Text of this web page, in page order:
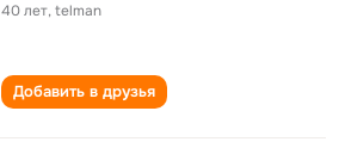
40 лет,telman
Добавить в друзья